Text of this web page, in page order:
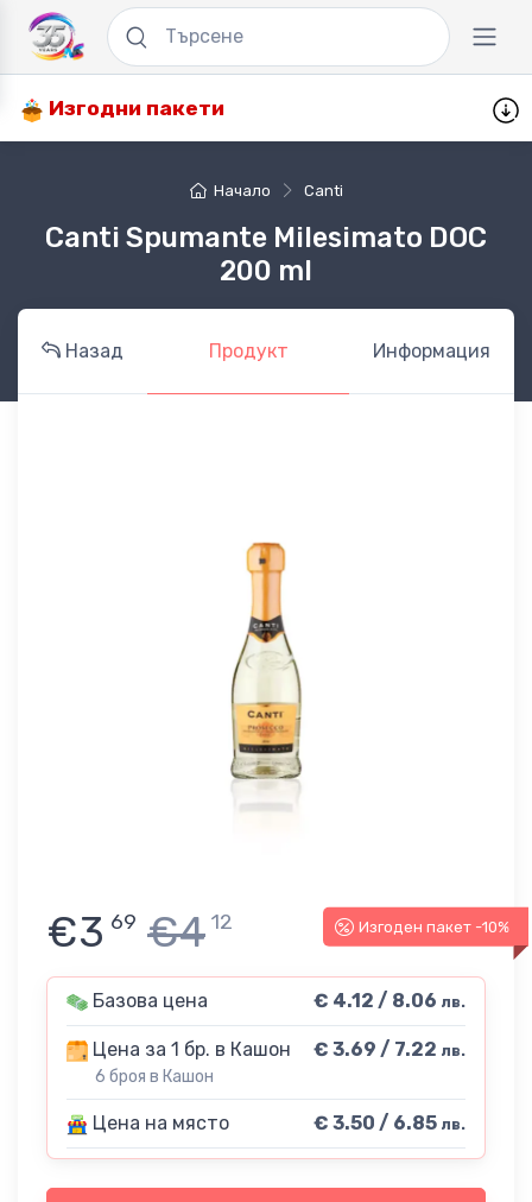
Изгодни пакети
Начало Canti
Canti Spumante Milesimato DOC
200 ml
Назад Продукт Информация
Изгоден пакет -10%
€3 69 €4 12
Базова цена € 4.12 / 8.06 лв.
Цена за 1 бр. в Кашон
6 броя в Кашон
€ 3.69 / 7.22 лв.
Цена на място € 3.50 / 6.85 лв.